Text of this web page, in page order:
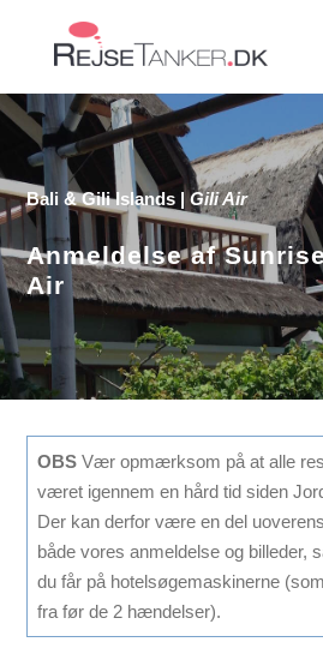
Bali & Gili Islands |Gili Air
Anmeldelse af
Air
OBS Vær opmærksom på at alle
været igennem en hård tid siden
Der kan derfor være en del
både vores anmeldelse og billeder,
du får på hotelsøgemaskinerne
fra før de 2 hændelser).